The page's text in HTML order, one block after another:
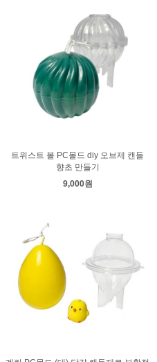
트위스트 볼 PC몰드 diy 오브제 캔들
향초 만들기
9,000원